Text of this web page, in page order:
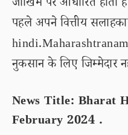
जोखिम पर आधारित होता
पहले अपने वित्तीय
नुकसान के लिए जिम्मेदार
News Title: Bharat
February 2024 .